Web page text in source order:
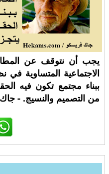
يجب أن نتوقف عن
الاجتماعية المتساوية في
ببناء مجتمع تكون فيه
من التصميم والنسيج. -